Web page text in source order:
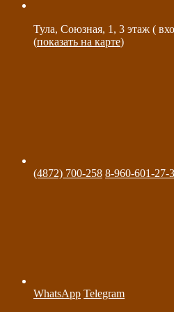
Тула, Союзная, 1, 3 этаж (
(показать на карте)
(4872) 700-258 8-960-601-27-
WhatsApp Telegram